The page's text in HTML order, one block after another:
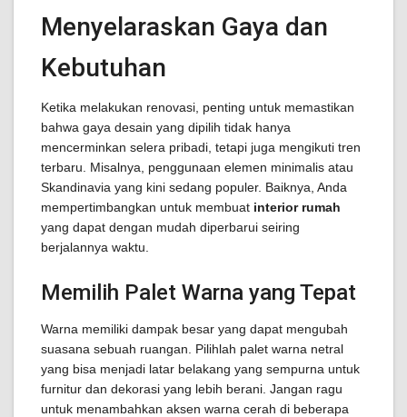
Menyelaraskan Gaya dan
Kebutuhan
Ketika melakukan renovasi, penting untuk memastikan
bahwa gaya desain yang dipilih tidak hanya
mencerminkan selera pribadi, tetapi juga mengikuti tren
terbaru. Misalnya, penggunaan elemen minimalis atau
Skandinavia yang kini sedang populer. Baiknya, Anda
mempertimbangkan untuk membuat interior rumah
yang dapat dengan mudah diperbarui seiring
berjalannya waktu.
Memilih Palet Warna yang Tepat
Warna memiliki dampak besar yang dapat mengubah
suasana sebuah ruangan. Pilihlah palet warna netral
yang bisa menjadi latar belakang yang sempurna untuk
furnitur dan dekorasi yang lebih berani. Jangan ragu
untuk menambahkan aksen warna cerah di beberapa